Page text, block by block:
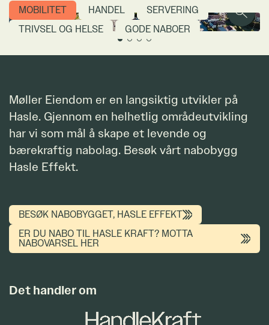
MOBILITET HANDEL
SERVERING
TRIVSEL OG HELSE
GODE NABOER
Zoom
Møller Eiendom er en langsiktig utvikler på
Hasle. Gjennom en helhetlig områdeutvikling
har vi som mål å skape et levende og
bærekraftig nabolag. Besøk vårt nabobygg
Hasle Effekt.
BESØK NABOBYGGET, HASLE EFFEKT
ER DU NABO TIL HASLE KRAFT? MOTTA
NABOVARSEL HER
Det handler om